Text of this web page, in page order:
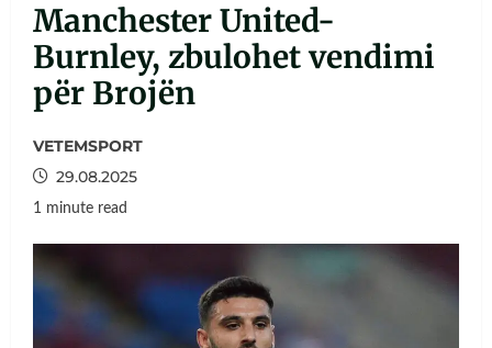
Manchester United-
Burnley, zbulohet vendimi
për Brojën
VETEMSPORT
29.08.2025
1 minute read